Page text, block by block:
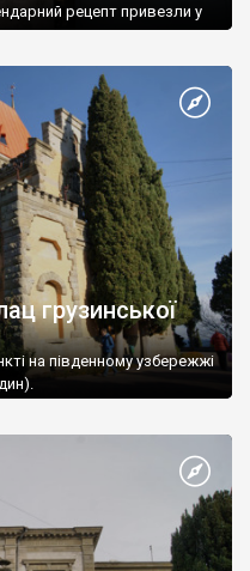
рецепт привезли у
грузинської
на південному узбережжі